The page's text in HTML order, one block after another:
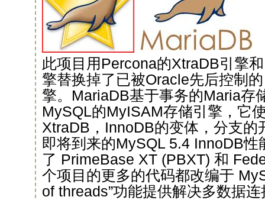
此项目用Percona的XtraDB引擎
擎替换掉了已被Oracle先后控制
擎。MariaDB基于事务的Maria存
MySQL的MyISAM存储引擎，它
XtraDB，InnoDB的变体，分支的
即将到来的MySQL 5.4 InnoDB性
了 PrimeBase XT (PBXT) 和
个项目的更多的代码都改编于
of threads”功能提供解决多数据